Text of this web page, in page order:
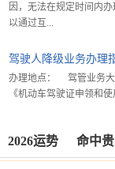
因，无法在规定时间内
以通过互...
驾驶人降级业务办理
办理地点： 驾管业务
《机动车驾驶证申领和
2026运势 命中